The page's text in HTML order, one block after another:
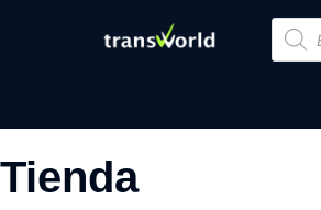
Tienda